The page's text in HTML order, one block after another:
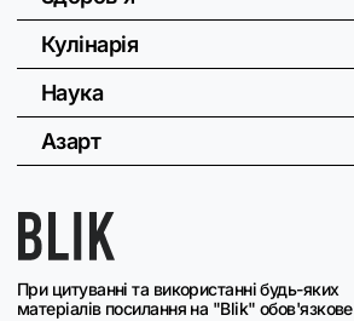
При цитуванні та використанні будь-яких
матеріалів посилання на "Blik" обов'язкове
Кулінарія
Наука
Азарт